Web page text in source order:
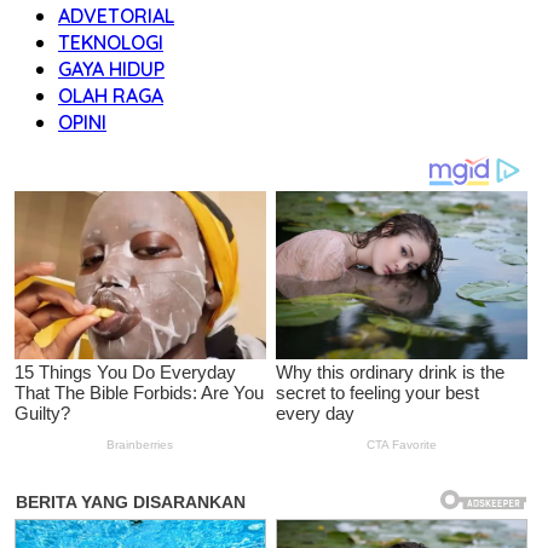
ADVETORIAL
TEKNOLOGI
GAYA HIDUP
OLAH RAGA
OPINI